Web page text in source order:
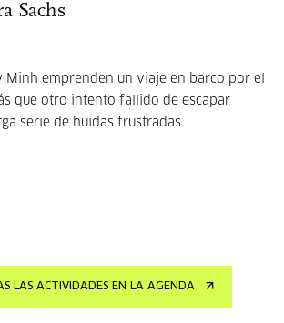
Sachs
Minh emprenden un viaje en barco por el
que otro intento fallido de escapar
serie de huidas frustradas.
LAS ACTIVIDADES EN LA AGENDA